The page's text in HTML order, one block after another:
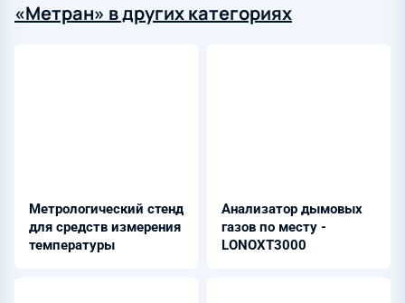
«Метран» в других категориях
Метрологический стенд
для средств измерения
температуры
Анализатор дымовых
газов по месту -
LONOXT3000